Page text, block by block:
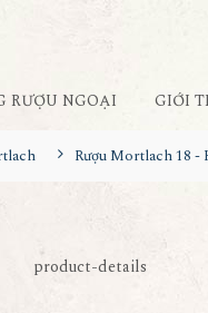
RƯỢU NGOẠI GIỚI